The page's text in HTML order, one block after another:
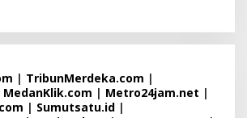
| TribunMerdeka.com |
MedanKlik.com | Metro24jam.net |
| Sumutsatu.id |